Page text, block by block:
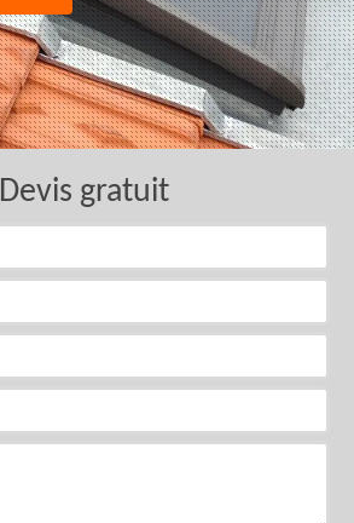
Devis gratuit